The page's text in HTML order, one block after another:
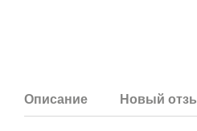
Описание Новый